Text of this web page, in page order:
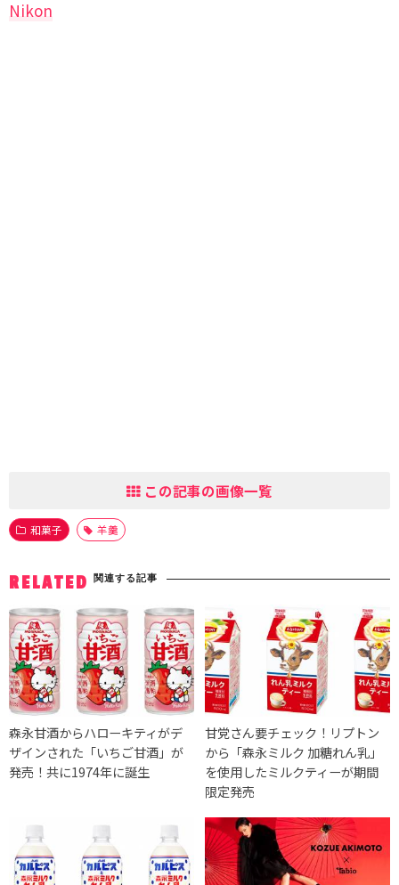
Nikon
この記事の画像一覧
和菓子 羊羹
RELATED 関連する記事
森永甘酒からハローキティがデ
ザインされた「いちご甘酒」が
発売！共に1974年に誕生
甘党さん要チェック！リプトン
から「森永ミルク 加糖れん乳」
を使用したミルクティーが期間
限定発売